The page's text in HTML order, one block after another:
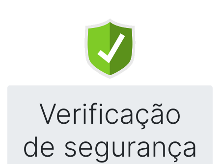
Verificação
de segurança